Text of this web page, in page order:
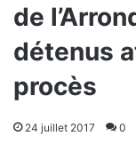
de
détenus
procès
24 juillet 2017 0